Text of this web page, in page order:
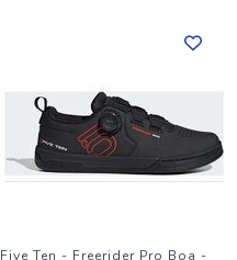
Five Ten - Freerider Pro Boa -